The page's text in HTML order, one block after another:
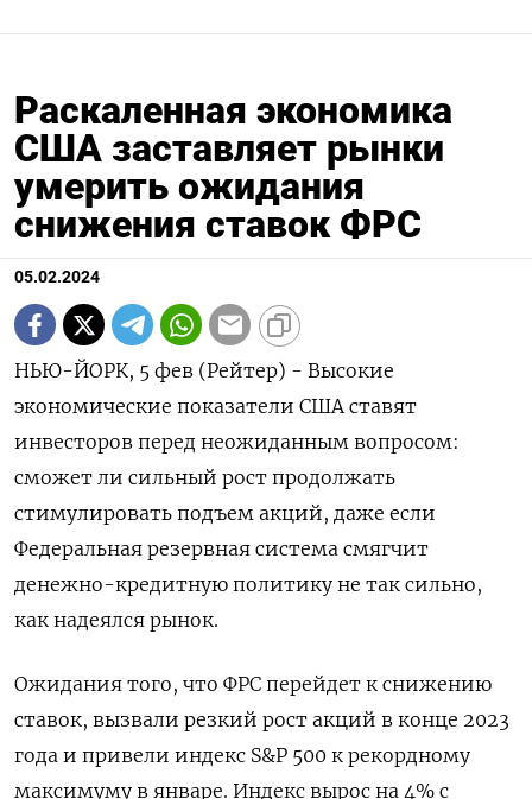
Раскаленная экономика
США заставляет рынки
умерить ожидания
снижения ставок ФРС
05.02.2024
НЬЮ-ЙОРК, 5 фев (Рейтер) - Высокие
экономические показатели США ставят
инвесторов перед неожиданным вопросом:
сможет ли сильный рост продолжать
стимулировать подъем акций, даже если
Федеральная резервная система смягчит
денежно-кредитную политику не так сильно,
как надеялся рынок.
Ожидания того, что ФРС перейдет к снижению
ставок, вызвали резкий рост акций в конце 2023
года и привели индекс S&P 500 к рекордному
максимуму в январе. Индекс вырос на 4% с